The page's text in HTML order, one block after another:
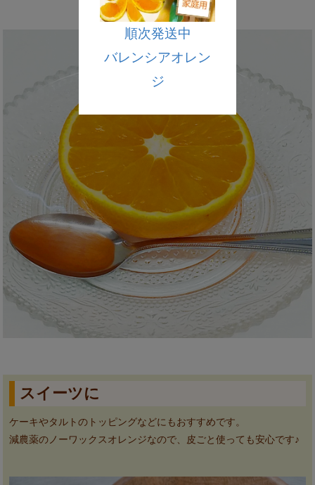
スイーツに
ケーキやタルトのトッピングなどにもおすすめです。
減農薬のノーワックスオレンジなので、皮ごと使っても安心です♪
順次発送中
バレンシアオレン
ジ